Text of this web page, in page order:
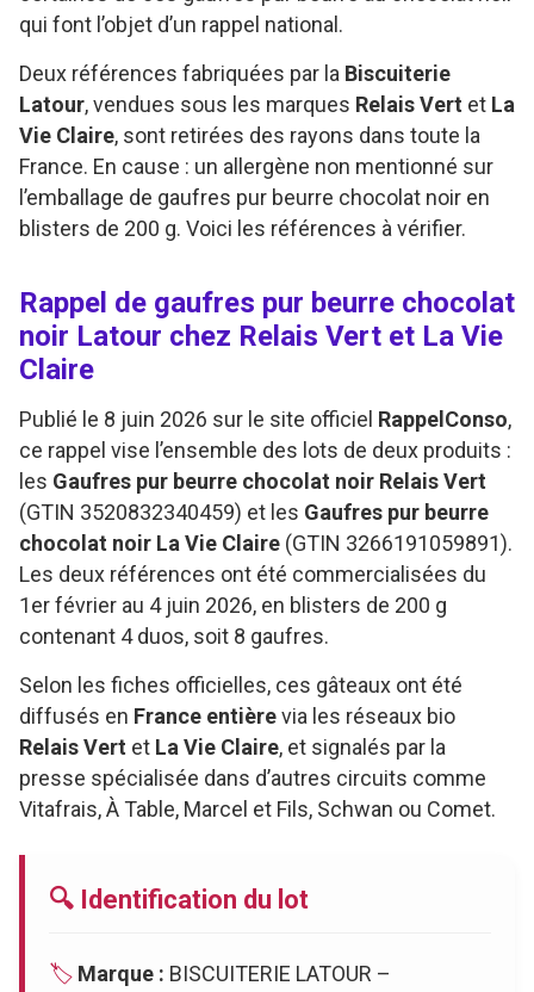
qui font l’objet d’un rappel national.
Deux références fabriquées par la Biscuiterie
Latour, vendues sous les marques Relais Vert et La
Vie Claire, sont retirées des rayons dans toute la
France. En cause : un allergène non mentionné sur
l’emballage de gaufres pur beurre chocolat noir en
blisters de 200 g. Voici les références à vérifier.
Rappel de gaufres pur beurre chocolat
noir Latour chez Relais Vert et La Vie
Claire
Publié le 8 juin 2026 sur le site officiel RappelConso,
ce rappel vise l’ensemble des lots de deux produits :
les Gaufres pur beurre chocolat noir Relais Vert
(GTIN 3520832340459) et les Gaufres pur beurre
chocolat noir La Vie Claire (GTIN 3266191059891).
Les deux références ont été commercialisées du
1er février au 4 juin 2026, en blisters de 200 g
contenant 4 duos, soit 8 gaufres.
Selon les fiches officielles, ces gâteaux ont été
diffusés en France entièrevia les réseaux bio
Relais Vert et La Vie Claire, et signalés par la
presse spécialisée dans d’autres circuits comme
Vitafrais, À Table, Marcel et Fils, Schwan ou Comet.
🔍 Identification du lot
🏷️ Marque : BISCUITERIE LATOUR –